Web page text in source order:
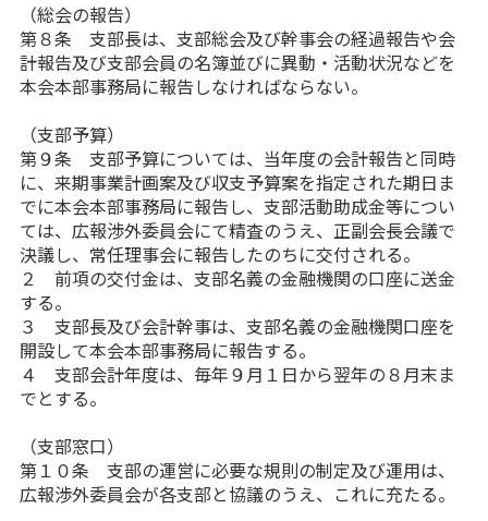
（総会の報告）
第８条 支部長は、支部総会及び幹事会の経過報告や会
計報告及び支部会員の名簿並びに異動・活動状況などを
本会本部事務局に報告しなければならない。
（支部予算）
第９条 支部予算については、当年度の会計報告と同時
に、来期事業計画案及び収支予算案を指定された期日ま
でに本会本部事務局に報告し、支部活動助成金等につい
ては、広報渉外委員会にて精査のうえ、正副会長会議で
決議し、常任理事会に報告したのちに交付される。
２ 前項の交付金は、支部名義の金融機関の口座に送金
する。
３ 支部長及び会計幹事は、支部名義の金融機関口座を
開設して本会本部事務局に報告する。
４ 支部会計年度は、毎年９月１日から翌年の８月末ま
でとする。
（支部窓口）
第１０条 支部の運営に必要な規則の制定及び運用は、
広報渉外委員会が各支部と協議のうえ、これに充たる。